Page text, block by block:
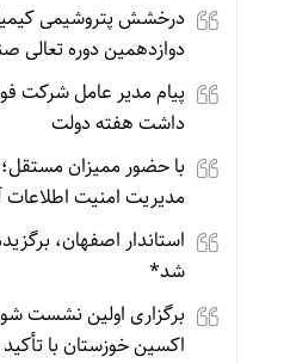
درخشش پتروشیمی
دوازدهمین دوره تعالی
پیام مدیر عامل شرکت
داشت هفته دولت
با حضور ممیزان
مدیریت امنیت اطلاعات
استاندار اصفهان،
شد*
برگزاری اولین نشست
اکسین خوزستان با تأکید